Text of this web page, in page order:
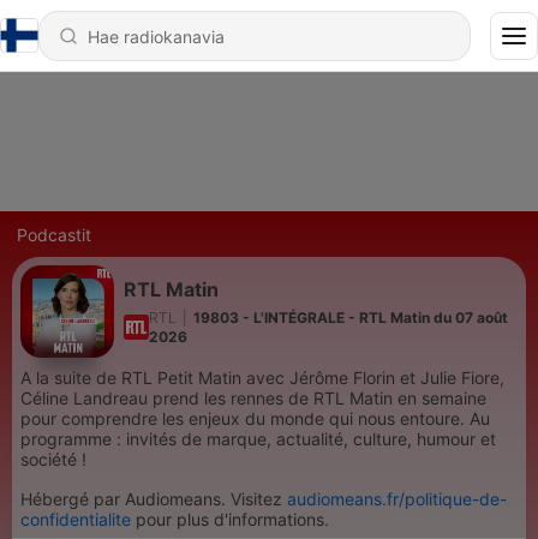
Podcastit
RTL Matin
RTL
19803 - L'INTÉGRALE - RTL Matin du 07 août
2026
A la suite de RTL Petit Matin avec Jérôme Florin et Julie Fiore,
Céline Landreau prend les rennes de RTL Matin en semaine
pour comprendre les enjeux du monde qui nous entoure. Au
programme : invités de marque, actualité, culture, humour et
société !
Hébergé par Audiomeans. Visitez audiomeans.fr/politique-de-
confidentialite pour plus d'informations.